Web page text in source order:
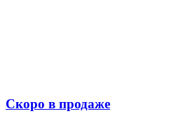
Скоро в продаже